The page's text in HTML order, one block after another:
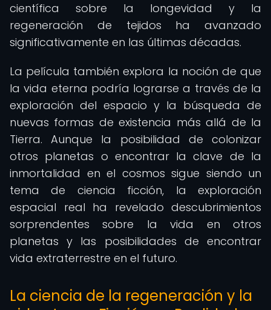
científica sobre la longevidad y la
regeneración de tejidos ha avanzado
significativamente en las últimas décadas.
La película también explora la noción de que
la vida eterna podría lograrse a través de la
exploración del espacio y la búsqueda de
nuevas formas de existencia más allá de la
Tierra. Aunque la posibilidad de colonizar
otros planetas o encontrar la clave de la
inmortalidad en el cosmos sigue siendo un
tema de ciencia ficción, la exploración
espacial real ha revelado descubrimientos
sorprendentes sobre la vida en otros
planetas y las posibilidades de encontrar
vida extraterrestre en el futuro.
La ciencia de la regeneración y la